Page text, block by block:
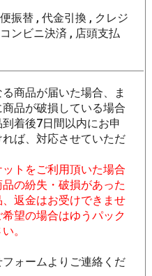
振替 , 代金引換 , クレジ
ンビニ決済 , 店頭支払
商品が届いた場合、ま
品が破損している場合
着後7日間以内にお申
れば、対応させていただ
トをご利用頂いた場合
の紛失・破損があった
返金はお受けできませ
望の場合はゆうパック
。
ォームよりご連絡くだ